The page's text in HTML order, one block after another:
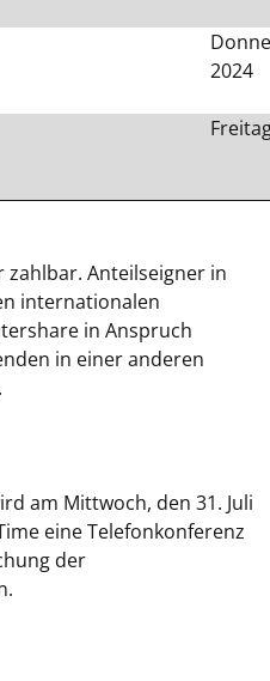
2024
zahlbar. Anteilseigner in
internationalen
in Anspruch
in einer anderen
am Mittwoch, den 31. Juli
eine Telefonkonferenz
der